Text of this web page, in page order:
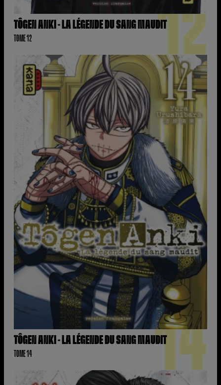
TÔGEN ANKI - LA LÉGENDE DU SANG MAUDIT
TOME 12 12
TÔGEN ANKI - LA LÉGENDE DU SANG MAUDIT
TOME 14 14